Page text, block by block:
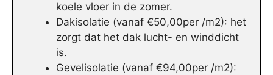
koele vloer in de zomer.
Dakisolatie (vanaf €50,00per /m2): het
zorgt dat het dak lucht- en winddicht
is.
Gevelisolatie (vanaf €94,00per /m2):